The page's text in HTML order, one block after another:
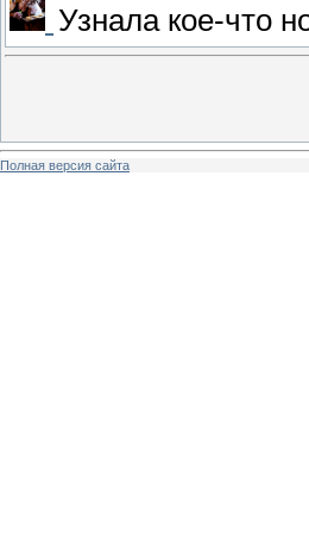
Узнала кое-что
Полная версия сайта